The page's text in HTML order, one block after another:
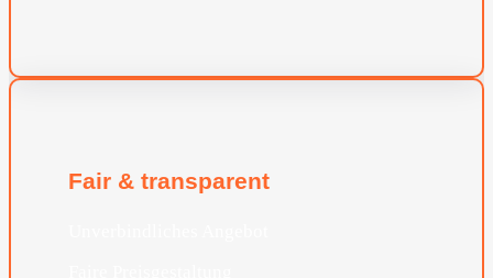
Fair & transparent